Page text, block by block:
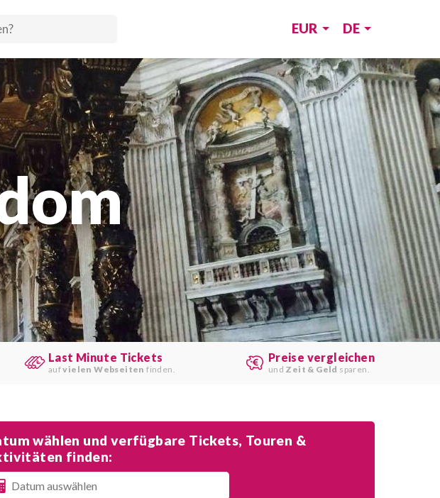
EUR DE
Last Minute Tickets
aufvielen Webseiten finden.
Preise vergleichen
und Zeit & Geld sparen.
wählen und verfügbare Tickets, Touren &
finden: